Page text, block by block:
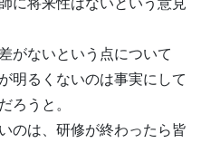
に将来性はないという意見
がないという点について
明るくないのは事実にして
ろうと。
のは、研修が終わったら皆